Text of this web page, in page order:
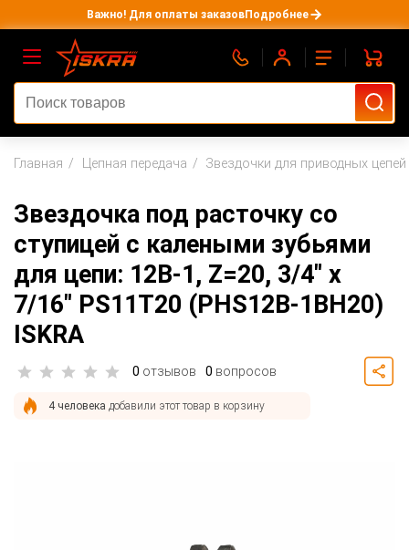
Важно! Для оплаты заказовПодробнее
Главная Цепная передача Звездочки для приводных цепей
Звездочка под расточку со
ступицей с калеными зубьями
для цепи: 12B-1, Z=20, 3/4" x
7/16" PS11T20 (PHS12B-1BH20)
ISKRA
0 отзывов 0 вопросов
4 человека добавили этот товар в корзину